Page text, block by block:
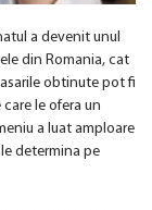
a devenit unul
din Romania, cat
obtinute pot fi
le ofera un
a luat amploare
determina pe